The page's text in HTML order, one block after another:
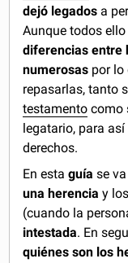
dejó legados a
Aunque todos
diferencias entre
numerosas por lo
repasarlas, tanto
testamento como
legatario, para
derechos.
En estaguía se
una herenciay
(cuando la
intestada. En
quiénes son los